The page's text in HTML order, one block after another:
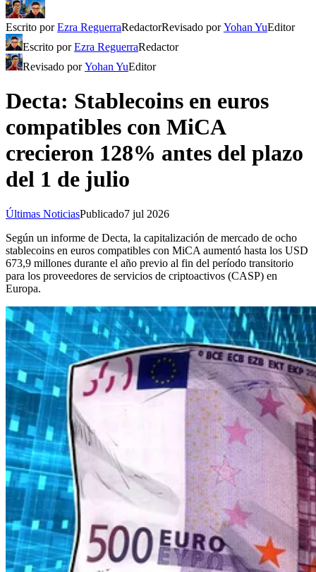
Escrito porEzra ReguerraRedactorRevisado porYohan YuEditor
Escrito porEzra ReguerraRedactor
Revisado porYohan YuEditor
Decta: Stablecoins en euros
compatibles con MiCA
crecieron 128% antes del plazo
del 1 de julio
Últimas NoticiasPublicado7 jul 2026
Según un informe de Decta, la capitalización de mercado de ocho
stablecoins en euros compatibles con MiCA aumentó hasta los USD
673,9 millones durante el año previo al fin del período transitorio
para los proveedores de servicios de criptoactivos (CASP) en
Europa.